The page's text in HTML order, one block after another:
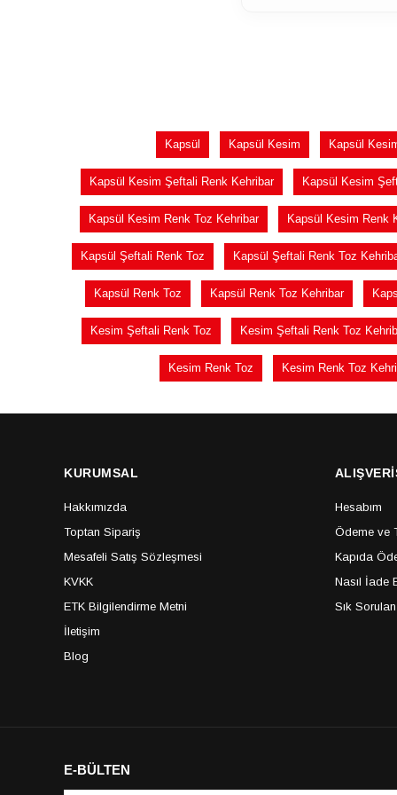
Kapsül Kapsül Kesim Kapsül
Kapsül Kesim Şeftali Renk Kehribar Kapsül Kesim
Kapsül Kesim Renk Toz Kehribar Kapsül Kesim Renk
Kapsül Şeftali Renk Toz Kapsül Şeftali Renk Toz
Kapsül Renk Toz Kapsül Renk Toz Kehribar
Kesim Şeftali Renk Toz Kesim Şeftali Renk Toz
Kesim Renk Toz Kesim Renk Toz
KURUMSAL
Hakkımızda
Toptan Sipariş
Mesafeli Satış Sözleşmesi
KVKK
ETK Bilgilendirme Metni
İletişim
Blog
Hesabım
Ödeme ve
Kapıda
Nasıl İade
Sık
E-BÜLTEN